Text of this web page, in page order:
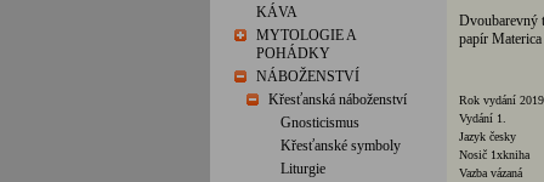
KÁVA
MYTOLOGIE A
POHÁDKY
NÁBOŽENSTVÍ
Křesťanská náboženství
Gnosticismus
Křesťanské symboly
Liturgie
Dvoubarevný
papír
Rok vydání 2019
Vydání 1.
Jazyk česky
Nosič 1xkniha
Vazba vázaná